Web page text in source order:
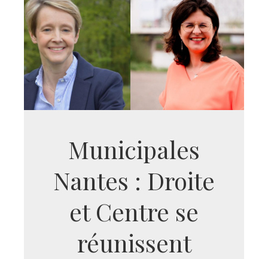
Municipales
Nantes : Droite
et Centre se
réunissent